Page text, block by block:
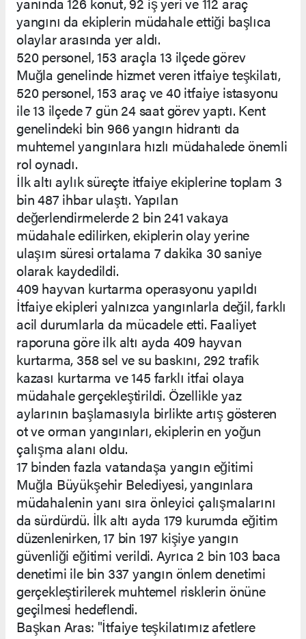
yangını da ekiplerin müdahale ettiği başlıca
olaylar arasında yer aldı.
520 personel, 153 araçla 13 ilçede görev
Muğla genelinde hizmet veren itfaiye teşkilatı,
520 personel, 153 araç ve 40 itfaiye istasyonu
ile 13 ilçede 7 gün 24 saat görev yaptı. Kent
genelindeki bin 966 yangın hidrantı da
muhtemel yangınlara hızlı müdahalede önemli
rol oynadı.
İlk altı aylık süreçte itfaiye ekiplerine toplam 3
bin 487 ihbar ulaştı. Yapılan
değerlendirmelerde 2 bin 241 vakaya
müdahale edilirken, ekiplerin olay yerine
ulaşım süresi ortalama 7 dakika 30 saniye
olarak kaydedildi.
409 hayvan kurtarma operasyonu yapıldı
İtfaiye ekipleri yalnızca yangınlarla değil, farklı
acil durumlarla da mücadele etti. Faaliyet
raporuna göre ilk altı ayda 409 hayvan
kurtarma, 358 sel ve su baskını, 292 trafik
kazası kurtarma ve 145 farklı itfai olaya
müdahale gerçekleştirildi. Özellikle yaz
aylarının başlamasıyla birlikte artış gösteren
ot ve orman yangınları, ekiplerin en yoğun
çalışma alanı oldu.
17 binden fazla vatandaşa yangın eğitimi
Muğla Büyükşehir Belediyesi, yangınlara
müdahalenin yanı sıra önleyici çalışmalarını
da sürdürdü. İlk altı ayda 179 kurumda eğitim
düzenlenirken, 17 bin 197 kişiye yangın
güvenliği eğitimi verildi. Ayrıca 2 bin 103 baca
denetimi ile bin 337 yangın önlem denetimi
gerçekleştirilerek muhtemel risklerin önüne
geçilmesi hedeflendi.
Başkan Aras: "İtfaiye teşkilatımız afetlere